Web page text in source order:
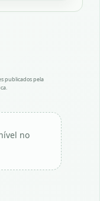
publicados pela
no